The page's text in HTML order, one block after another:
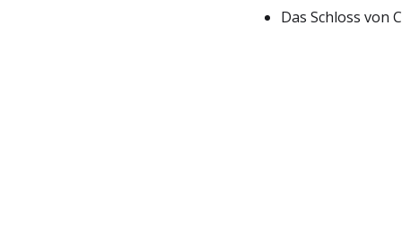
Das Schloss von